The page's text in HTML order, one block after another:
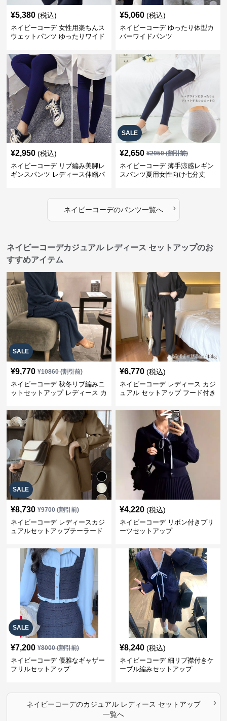
¥5,380 (税込)
ネイビーコーデ 女性用楽ちんス
ウェットパンツ ゆったりワイド
¥5,060 (税込)
ネイビーコーデ ゆったり体型カ
バーワイドパンツ
¥2,950 (税込)
ネイビーコーデ リブ編み美脚レ
ギンスパンツ レディース伸縮パ
SALE
¥2,650 ¥2950(割引前)
ネイビーコーデ 薄手涼感レギン
スパンツ夏用女性向け七分丈
ネイビーコーデのパンツ一覧へ ›
ネイビーコーデカジュアル レディース セットアップのお
すすめアイテム
SALE
¥9,770 ¥10860(割引前)
ネイビーコーデ 秋冬リブ編みニ
ットセットアップ レディース カ
¥6,770 (税込)
ネイビーコーデ レディース カジ
ュアル セットアップ フード付き
SALE
¥8,730 ¥9700(割引前)
ネイビーコーデ レディースカジ
ュアルセットアップテーラード
¥4,220 (税込)
ネイビーコーデ リボン付きプリ
ーツセットアップ
SALE
¥7,200 ¥8000(割引前)
ネイビーコーデ 優雅なギャザー
フリルセットアップ
¥8,240 (税込)
ネイビーコーデ 細リブ襟付きケ
ーブル編みセットアップ
ネイビーコーデのカジュアル レディース セットアップ
一覧へ
›